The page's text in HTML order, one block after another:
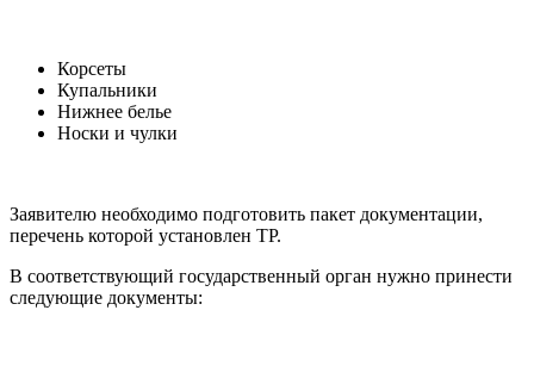
Корсеты
Купальники
Нижнее белье
Носки и чулки
Заявителю необходимо подготовить пакет документации,
перечень которой установлен ТР.
В соответствующий государственный орган нужно принести
следующие документы: